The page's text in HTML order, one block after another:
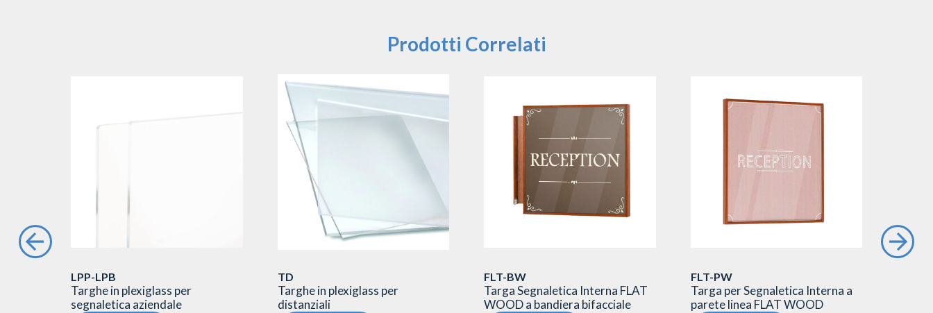
Prodotti Correlati
LPP-LPB
Targhe in plexiglass per
segnaletica aziendale
TD
Targhe in plexiglass per
distanziali
FLT-BW
Targa Segnaletica Interna FLAT
WOOD a bandiera bifacciale
FLT-PW
Targa per Segnaletica Interna a
parete linea FLAT WOOD